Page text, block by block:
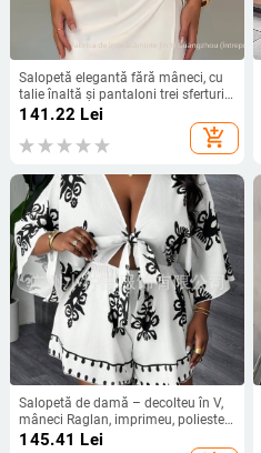
Salopetă elegantă fără mâneci, cu
talie înaltă și pantaloni trei sferturi
din poliester
141.22 Lei
add_shopping_cart
Salopetă de damă – decolteu în V,
mâneci Raglan, imprimeu, poliester,
pantaloni trei sferturi
145.41 Lei